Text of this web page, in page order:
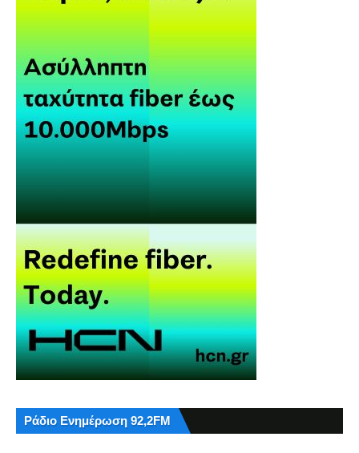
Ράδιο Ενημέρωση 92,2FM